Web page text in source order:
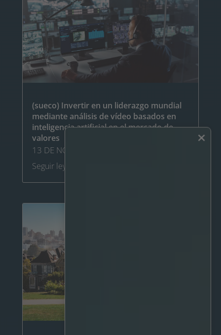
(sueco) Invertir en un liderazgo mundial
mediante análisis de vídeo basados en
inteligencia artificial en el mercado de
valores
13 DE NOVIEMBRE DE 2024
Seguir leyendo
×